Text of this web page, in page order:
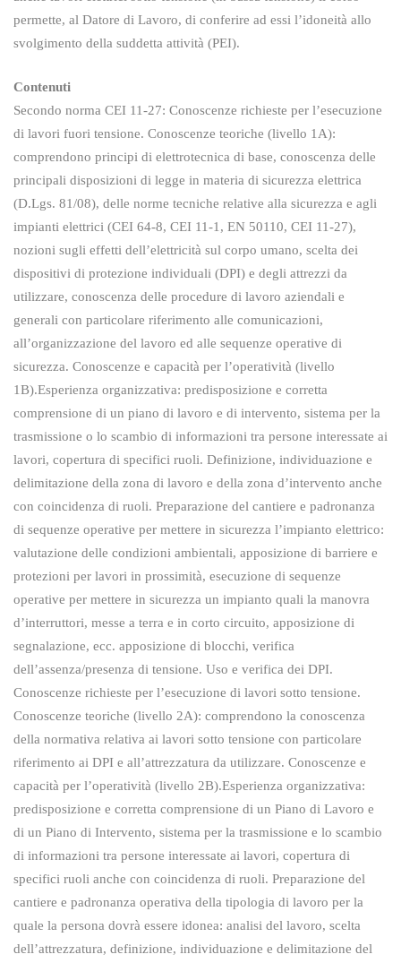
permette, al Datore di Lavoro, di conferire ad essi l’idoneità allo
svolgimento della suddetta attività (PEI).
Contenuti
Secondo norma CEI 11-27: Conoscenze richieste per l’esecuzione
di lavori fuori tensione. Conoscenze teoriche (livello 1A):
comprendono principi di elettrotecnica di base, conoscenza delle
principali disposizioni di legge in materia di sicurezza elettrica
(D.Lgs. 81/08), delle norme tecniche relative alla sicurezza e agli
impianti elettrici (CEI 64-8, CEI 11-1, EN 50110, CEI 11-27),
nozioni sugli effetti dell’elettricità sul corpo umano, scelta dei
dispositivi di protezione individuali (DPI) e degli attrezzi da
utilizzare, conoscenza delle procedure di lavoro aziendali e
generali con particolare riferimento alle comunicazioni,
all’organizzazione del lavoro ed alle sequenze operative di
sicurezza. Conoscenze e capacità per l’operatività (livello
1B).Esperienza organizzativa: predisposizione e corretta
comprensione di un piano di lavoro e di intervento, sistema per la
trasmissione o lo scambio di informazioni tra persone interessate ai
lavori, copertura di specifici ruoli. Definizione, individuazione e
delimitazione della zona di lavoro e della zona d’intervento anche
con coincidenza di ruoli. Preparazione del cantiere e padronanza
di sequenze operative per mettere in sicurezza l’impianto elettrico:
valutazione delle condizioni ambientali, apposizione di barriere e
protezioni per lavori in prossimità, esecuzione di sequenze
operative per mettere in sicurezza un impianto quali la manovra
d’interruttori, messe a terra e in corto circuito, apposizione di
segnalazione, ecc. apposizione di blocchi, verifica
dell’assenza/presenza di tensione. Uso e verifica dei DPI.
Conoscenze richieste per l’esecuzione di lavori sotto tensione.
Conoscenze teoriche (livello 2A): comprendono la conoscenza
della normativa relativa ai lavori sotto tensione con particolare
riferimento ai DPI e all’attrezzatura da utilizzare. Conoscenze e
capacità per l’operatività (livello 2B).Esperienza organizzativa:
predisposizione e corretta comprensione di un Piano di Lavoro e
di un Piano di Intervento, sistema per la trasmissione e lo scambio
di informazioni tra persone interessate ai lavori, copertura di
specifici ruoli anche con coincidenza di ruoli. Preparazione del
cantiere e padronanza operativa della tipologia di lavoro per la
quale la persona dovrà essere idonea: analisi del lavoro, scelta
dell’attrezzatura, definizione, individuazione e delimitazione del